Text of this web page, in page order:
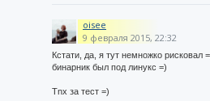
oisee
9 февраля 2015, 22:32
Кстати, да, я тут немножко
бинарник был под линукс =)
Tnx за тест =)